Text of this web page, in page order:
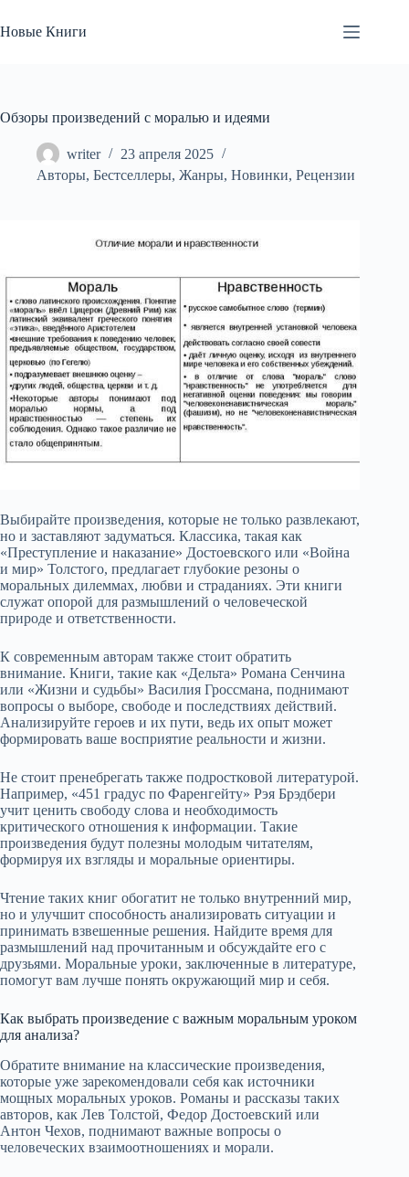
к
сути
Новые Книги
Обзоры произведений с моралью и идеями
writer
23 апреля 2025
Авторы, Бестселлеры, Жанры, Новинки, Рецензии
Выбирайте произведения, которые не только развлекают,
но и заставляют задуматься. Классика, такая как
«Преступление и наказание» Достоевского или «Война
и мир» Толстого, предлагает глубокие резоны о
моральных дилеммах, любви и страданиях. Эти книги
служат опорой для размышлений о человеческой
природе и ответственности.
К современным авторам также стоит обратить
внимание. Книги, такие как «Дельта» Романа Сенчина
или «Жизни и судьбы» Василия Гроссмана, поднимают
вопросы о выборе, свободе и последствиях действий.
Анализируйте героев и их пути, ведь их опыт может
формировать ваше восприятие реальности и жизни.
Не стоит пренебрегать также подростковой литературой.
Например, «451 градус по Фаренгейту» Рэя Брэдбери
учит ценить свободу слова и необходимость
критического отношения к информации. Такие
произведения будут полезны молодым читателям,
формируя их взгляды и моральные ориентиры.
Чтение таких книг обогатит не только внутренний мир,
но и улучшит способность анализировать ситуации и
принимать взвешенные решения. Найдите время для
размышлений над прочитанным и обсуждайте его с
друзьями. Моральные уроки, заключенные в литературе,
помогут вам лучше понять окружающий мир и себя.
Как выбрать произведение с важным моральным уроком
для анализа?
Обратите внимание на классические произведения,
которые уже зарекомендовали себя как источники
мощных моральных уроков. Романы и рассказы таких
авторов, как Лев Толстой, Федор Достоевский или
Антон Чехов, поднимают важные вопросы о
человеческих взаимоотношениях и морали.